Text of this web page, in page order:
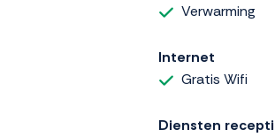
Verwarming
Internet
Gratis Wifi
Diensten